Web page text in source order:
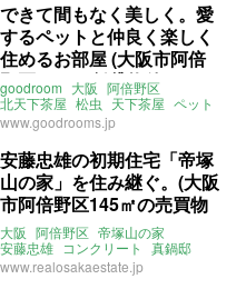
できて間もなく美しく。愛
するペットと仲良く楽しく
住めるお部屋 (大阪市阿倍
野区35㎡の賃貸物件)
goodroom 大阪 阿倍野区
北天下茶屋 松虫 天下茶屋 ペット
ナチュラル ライター：葱山紫蘇子
賃貸
www.goodrooms.jp
安藤忠雄の初期住宅「帝塚
山の家」を住み継ぐ。(大阪
市阿倍野区145㎡の売買物
件)
大阪 阿倍野区 帝塚山の家
安藤忠雄 コンクリート
真鍋邸
売買
www.realosakaestate.jp